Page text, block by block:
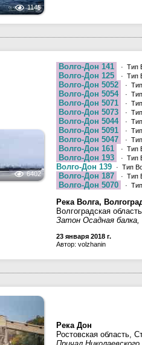
1145
6402
Волго-Дон 141 · Тип
Волго-Дон 125 · Тип
Волго-Дон 5052 ·
Волго-Дон 5054 ·
Волго-Дон 5071 ·
Волго-Дон 5073 ·
Волго-Дон 5044 ·
Волго-Дон 5091 ·
Волго-Дон 5047 ·
Волго-Дон 161 · Тип
Волго-Дон 193 · Тип
Волго-Дон 139 · Тип
Волго-Дон 187 · Тип
Волго-Дон 5070 ·
Река Волга,
Волгоградская
Затон Осадная
23 января 2018 г.
Автор: volzhanin
Река Дон
Ростовская область,